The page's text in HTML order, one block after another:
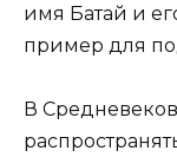
имя Батай и
пример для
В